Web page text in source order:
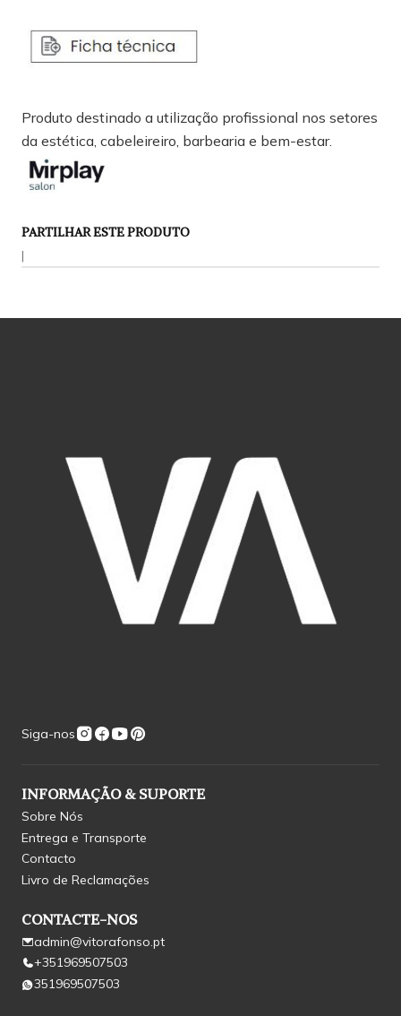
Produto destinado a utilização profissional nos setores
da estética, cabeleireiro, barbearia e bem-estar.
PARTILHAR ESTE PRODUTO
|
Siga-nos
INFORMAÇÃO & SUPORTE
Sobre Nós
Entrega e Transporte
Contacto
Livro de Reclamações
CONTACTE-NOS
admin@vitorafonso.pt
+351969507503
351969507503